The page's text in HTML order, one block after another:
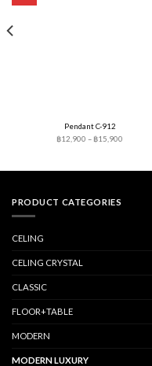
Pendant C-912
฿12,900 – ฿15,900
through
PRODUCT CATEGORIES
CELING
CELING CRYSTAL
CLASSIC
FLOOR+TABLE
MODERN
MODERN LUXURY